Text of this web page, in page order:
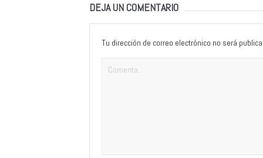
DEJA UN COMENTARIO
Tu dirección de correo electrónico no será